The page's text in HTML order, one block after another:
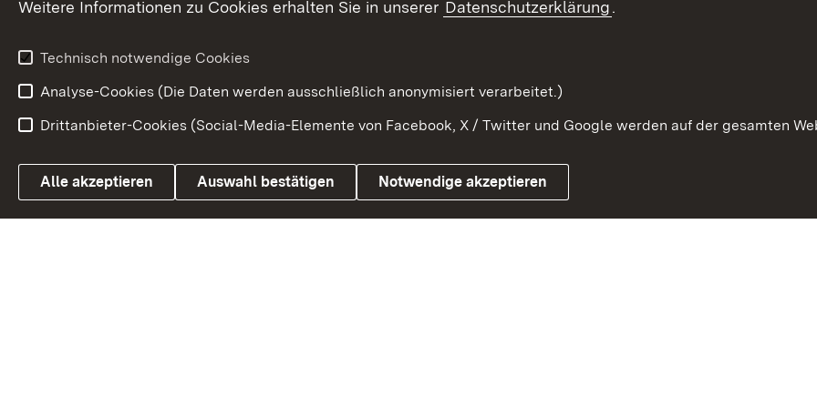
Link zum Landesportal
Impressum
Weitere Informationen zu Cookies erhalten Sie in unserer Datenschutzerklärung.
Technisch notwendige Cookies
Analyse-Cookies (Die Daten werden ausschließlich anonymisiert verarbeitet.)
Drittanbieter-Cookies (Social-Media-Elemente von Facebook, X / Twitter und Google werden auf der gesamten
Alle akzeptieren Auswahl bestätigen Notwendige akzeptieren